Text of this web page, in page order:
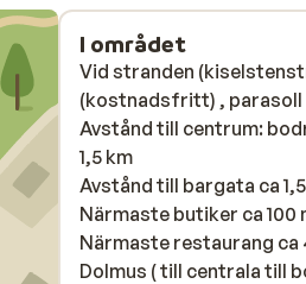
I området
Vid stranden
(kostnadsfritt) ,
Avstånd till centrum:
1,5 km
Avstånd till bargata ca
Närmaste butiker ca 100
Närmaste restaurang ca
Dolmus ( till centrala till